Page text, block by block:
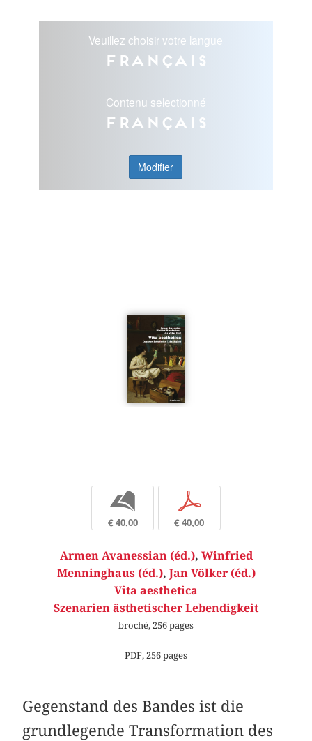
Veuillez choisir votre langue
Français
Contenu selectionné
Français
Modifier
b
€ 40,00
p
€ 40,00
Armen Avanessian (éd.), Winfried
Menninghaus (éd.), Jan Völker (éd.)
Vita aesthetica
Szenarien ästhetischer Lebendigkeit
broché, 256 pages
PDF, 256 pages
Gegenstand des Bandes ist die
grundlegende Transformation des